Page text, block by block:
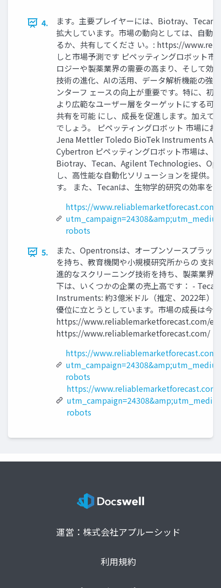
4.
ます。主要プレイヤーには、Biotray、
拡大しています。市場の動向としては、自動
るか、共有してくださ い。: https://
しと市場予測です ピペッティングロボット
ロジーや製薬業界の需要の高まり、そして効
技術の進化、AIの活用、データ解析機能の強
ンターフ ェースの向上が重要です。特に、
より広範なユーザー層をターゲットにする可
共有を可能 にし、成長を促進します。加え
でしょう。 ピペッティングロボット 市場に
Jena Mettler Toledo BioTek Instruments
Cybertron ピペッティングロボット市場は、
Biotray、Tecan、Agilent Technologies、
し、高性能な自動化ソリューションを提供
す。 また、Tecanは、生物学的研究の効率を
https://
robots
5.
また、Opentronsは、オープンソースプラッ
を持ち、教育機関や小規模研究所からの 支
進的なスクリーニング技術を持ち、製薬業界
下は、いくつかの企業の売上高です： -
Instruments: 約3億米ドル（推定、2022年）
優位に立とうとしています。市場の成長は今
https://www.reliablemarketforecast.com/
https://www.reliablemarketforecast.com/
https://
robots
https://
robots
運営：株式会社アプルーシッド
利用規約